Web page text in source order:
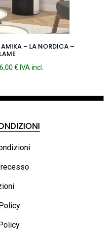
AMIKA – LA NORDICA –
€Fascia
da
2.526,00 €
IVA incl.
recesso